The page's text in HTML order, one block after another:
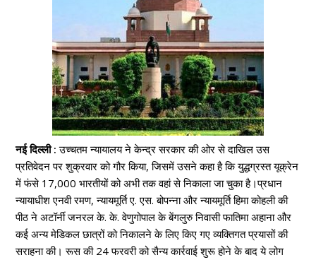
नई दिल्ली : उच्चतम न्यायालय ने केन्द्र सरकार की ओर से दाखिल उस
प्रतिवेदन पर शुक्रवार को गौर किया, जिसमें उसने कहा है कि युद्धग्रस्त यूक्रेन
में फंसे 17,000 भारतीयों को अभी तक वहां से निकाला जा चुका है।प्रधान
न्यायाधीश एनवी रमण, न्यायमूर्ति ए. एस. बोपन्ना और न्यायमूर्ति हिमा कोहली की
पीठ ने अटॉर्नी जनरल के. के. वेणुगोपाल के बेंगलुरु निवासी फातिमा अहाना और
कई अन्य मेडिकल छात्रों को निकालने के लिए किए गए व्यक्तिगत प्रयासों की
सराहना की। रूस की 24 फरवरी को सैन्य कार्रवाई शुरू होने के बाद ये लोग